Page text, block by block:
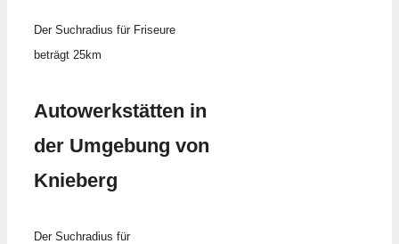
Der Suchradius für Friseure
beträgt 25km
Autowerkstätten in
der Umgebung von
Knieberg
Der Suchradius für